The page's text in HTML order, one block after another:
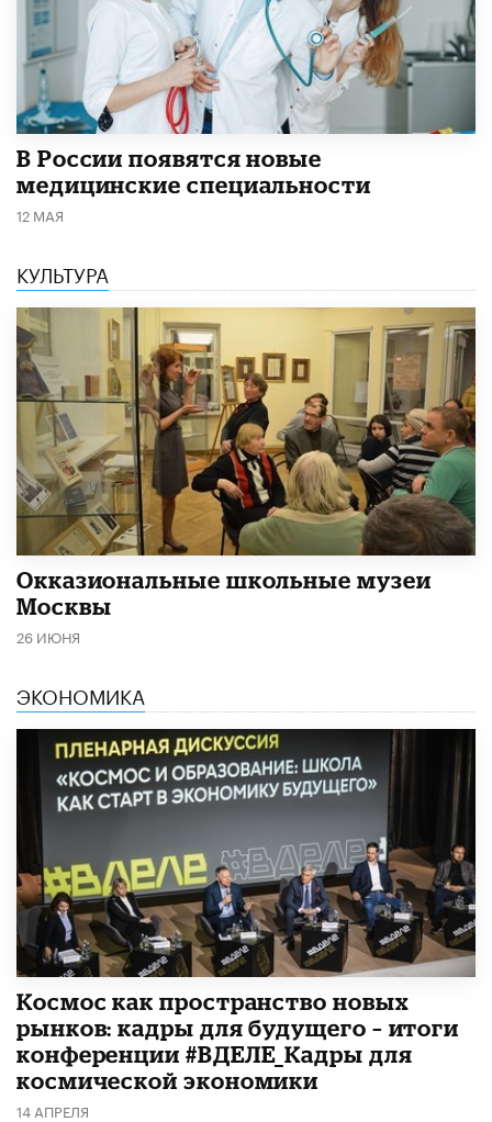
В России появятся новые
медицинские специальности
12 МАЯ
КУЛЬТУРА
​Окказиональные школьные музеи
Москвы
26 ИЮНЯ
ЭКОНОМИКА
Космос как пространство новых
рынков: кадры для будущего – итоги
конференции #ВДЕЛЕ_Кадры для
космической экономики
14 АПРЕЛЯ